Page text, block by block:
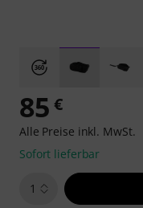
85 €
Alle Preise inkl. MwSt.
Sofort lieferbar
1